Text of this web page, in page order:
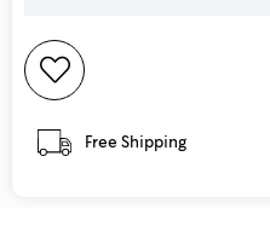
Free Shipping